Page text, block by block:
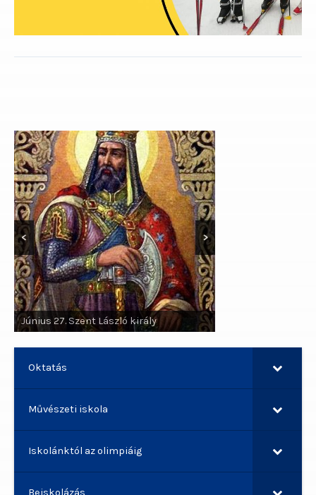
Június 27. Szent László király
Június 29. Szent Pál apostol, Szent
Péter apostol
< >
Oktatás
Művészeti iskola
Iskolánktól az olimpiáig
Beiskolázás